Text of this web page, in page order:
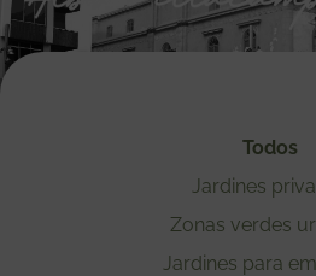
Todos
Jardines
Zonas verdes
Jardines para